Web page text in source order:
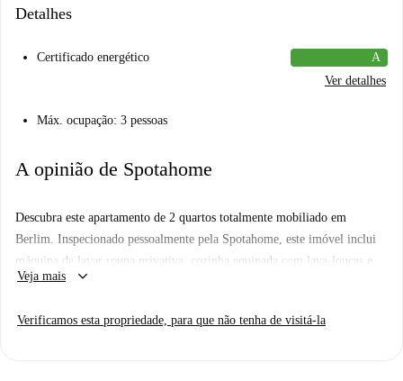
Detalhes
Certificado energético
A
Ver detalhes
Máx. ocupação: 3 pessoas
A opinião de Spotahome
Descubra este apartamento de 2 quartos totalmente mobiliado em
Berlim. Inspecionado pessoalmente pela Spotahome, este imóvel inclui
máquina de lavar roupa privativa, cozinha equipada com lava-louças e
forno, e televisão. Casais são bem-vindos. Todas as contas — água, luz,
sem complicações.
Veja mais keyboard_arrow_down
Verificamos esta propriedade, para que não tenha de visitá-la